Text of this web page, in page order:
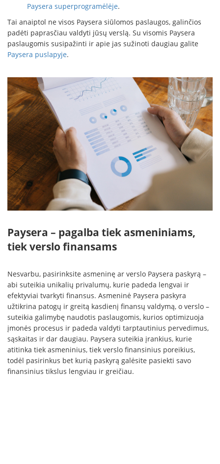
Paysera superprogramėlėje.
Tai anaiptol ne visos Paysera siūlomos paslaugos, galinčios
padėti paprasčiau valdyti jūsų verslą. Su visomis Paysera
paslaugomis susipažinti ir apie jas sužinoti daugiau galite
Paysera puslapyje.
Paysera – pagalba tiek asmeniniams,
tiek verslo finansams
Nesvarbu, pasirinksite asmeninę ar verslo Paysera paskyrą –
abi suteikia unikalių privalumų, kurie padeda lengvai ir
efektyviai tvarkyti finansus. Asmeninė Paysera paskyra
užtikrina patogų ir greitą kasdienį finansų valdymą, o verslo –
suteikia galimybę naudotis paslaugomis, kurios optimizuoja
įmonės procesus ir padeda valdyti tarptautinius pervedimus,
sąskaitas ir dar daugiau. Paysera suteikia įrankius, kurie
atitinka tiek asmeninius, tiek verslo finansinius poreikius,
todėl pasirinkus bet kurią paskyrą galėsite pasiekti savo
finansinius tikslus lengviau ir greičiau.